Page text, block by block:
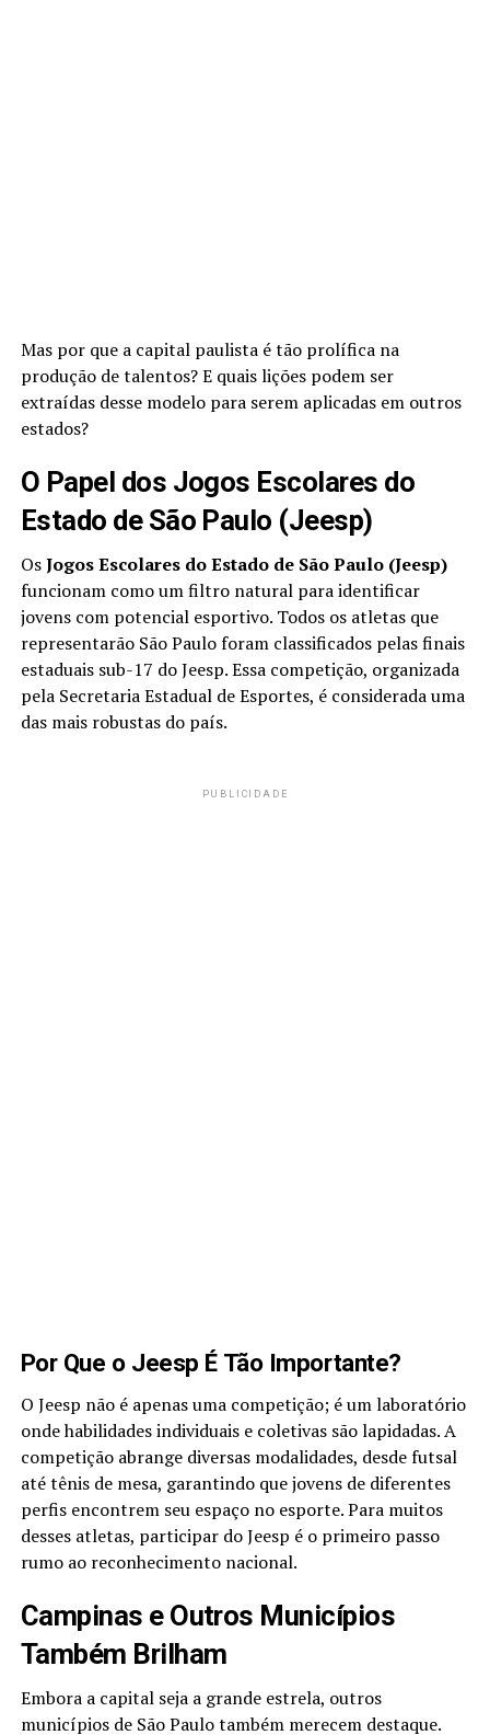
Mas por que a capital paulista é tão prolífica na
produção de talentos? E quais lições podem ser
extraídas desse modelo para serem aplicadas em outros
estados?
O Papel dos Jogos Escolares do
Estado de São Paulo (Jeesp)
OsJogos Escolares do Estado de São Paulo (Jeesp)
funcionam como um filtro natural para identificar
jovens com potencial esportivo. Todos os atletas que
representarão São Paulo foram classificados pelas finais
estaduais sub-17 do Jeesp. Essa competição, organizada
pela Secretaria Estadual de Esportes, é considerada uma
das mais robustas do país.
PUBLICIDADE
Por Que o Jeesp É Tão Importante?
O Jeesp não é apenas uma competição; é um laboratório
onde habilidades individuais e coletivas são lapidadas. A
competição abrange diversas modalidades, desde futsal
até tênis de mesa, garantindo que jovens de diferentes
perfis encontrem seu espaço no esporte. Para muitos
desses atletas, participar do Jeesp é o primeiro passo
rumo ao reconhecimento nacional.
Campinas e Outros Municípios
Também Brilham
Embora a capital seja a grande estrela, outros
municípios de São Paulo também merecem destaque.